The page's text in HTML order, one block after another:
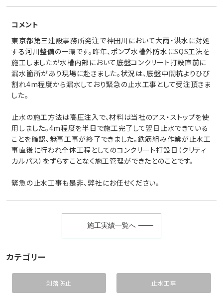
コメント
東京都第三建設事務所発注で神田川において大雨・洪水に対処
する河川整備の一環です。昨年、ポンプ水槽外防水にSQS工法を
施工しましたが水槽内部において底盤コンクリート打設直前に
漏水箇所があり現場に赴きました。状況は、底盤中間杭よりひび
割れ4m程度から漏水しており緊急の止水工事として受注頂きま
した。
止水の施工方法は高圧注入で、材料は当社のアス・ストップを使
用しました。4m程度を半日で施工完了して翌日止水できている
ことを確認、無事工事が終了できました。鉄筋組み作業が止水工
事直後に行われ全体工程としてのコンクリート打設日（クリティ
カルパス）をずらすことなく施工管理ができたとのことです。
緊急の止水工事も是非、弊社にお任せください。
施工実績一覧へ
カテゴリー
剥落防止 止水工事